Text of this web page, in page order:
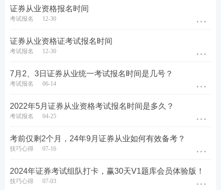
6月证券考试大纲如下表所示：
统考
一般业务水平评价测试
参考《证券行业专业人员一般业务
水平评价测试大纲(2023)》。
《证券行业专业人员一般业务水平
评价测试大纲(2023)》。
3、《发布证券研究报告业务》，
4、《证券投资顾问业务》，参考
证券从业资格报名时间
考试报名 12-30
证券从业资格证考试报名时间
考试报名 12-30
7月2、3日证券从业统一考试报名时间是几号？
考试报名 06-14
2022年5月证券从业资格考试报名时间是多久？
考试报名 04-25
考前仅剩2个月，24年9月证券从业如何有效备考？
技巧心得 07-16
2024年证券考试组队打卡，赢30天V1题库会员体验版！
技巧心得 07-03